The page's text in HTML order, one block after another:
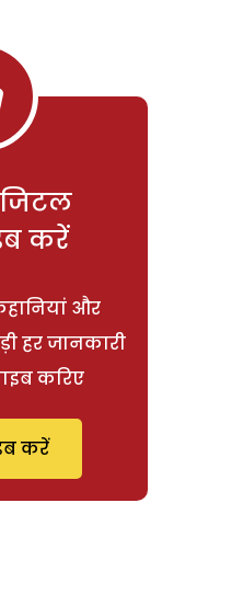
करें
और
हर जानकारी
करिए
करें